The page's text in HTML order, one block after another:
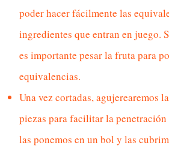
poder hacer fácilmente las
ingredientes que entran en juego.
es importante pesar la fruta para
equivalencias.
Una vez cortadas, agujerearemos
piezas para facilitar la
las ponemos en un bol y las